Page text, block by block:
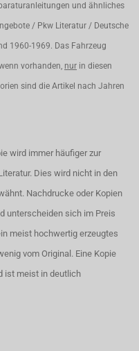
und ähnliches
/ Pkw Literatur / Deutsche
1960-1969. Das Fahrzeug
vorhanden, nur in diesen
sind die Artikel nach Jahren
wird immer häufiger zur
Dies wird nicht in den
Nachdrucke oder Kopien
unterscheiden sich im Preis
meist hochwertig erzeugtes
vom Original. Eine Kopie
ist meist in deutlich